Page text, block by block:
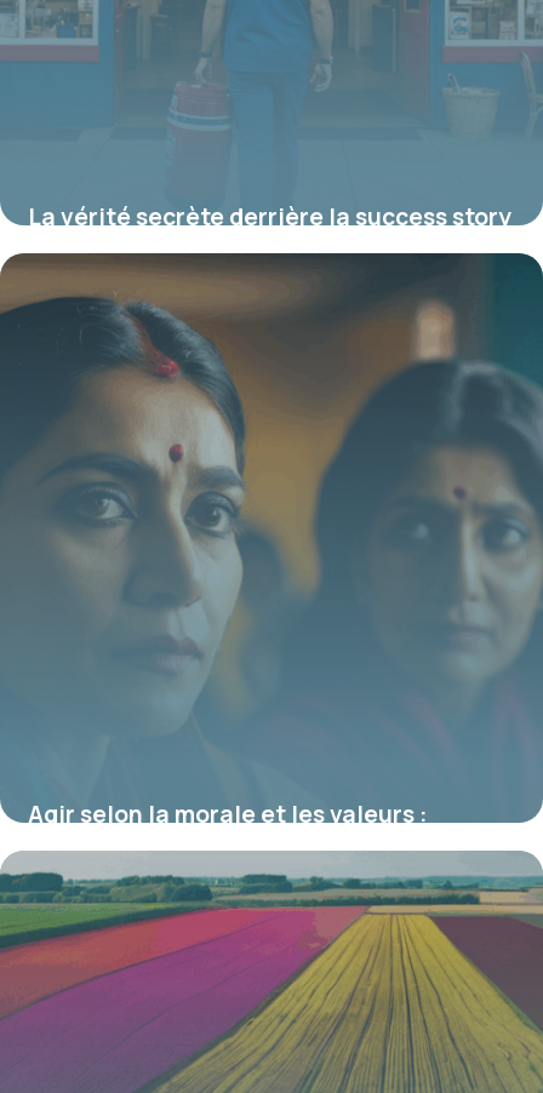
La vérité secrète derrière la success story
de Bubba Gump, cette chaîne de
restaurants mythique née d’un film culte
19 juin 2026
Agir selon la morale et les valeurs :
repères et enjeux dans la société actuelle
19 juin 2026